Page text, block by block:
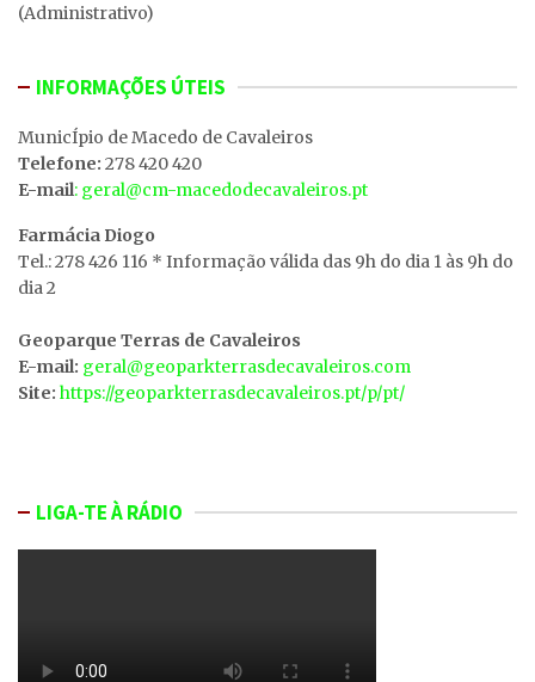
(Administrativo)
INFORMAÇÕES ÚTEIS
MunicÍpio de Macedo de Cavaleiros
Telefone: 278 420 420
E-mail: geral@cm-macedodecavaleiros.pt
Farmácia Diogo
Tel.: 278 426 116 * Informação válida das 9h do dia 1 às 9h do
dia 2
Geoparque Terras de Cavaleiros
E-mail: geral@geoparkterrasdecavaleiros.com
Site: https://geoparkterrasdecavaleiros.pt/p/pt/
LIGA-TE À RÁDIO